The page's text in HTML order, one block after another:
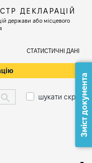
ДЕКЛАРАЦІЙ
держави або місцевого
СТАТИСТИЧНІ ДАНІ
шукати скрізьЗміст документа